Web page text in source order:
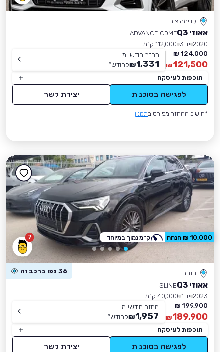
קדימה צורן
אאודי Q3
ADVANCE COMF
2020 יד 3
112,000 ק״מ
124,000 ₪
121,500
₪
החזר חודשי מ-
1,331
₪לחודש*
תוספות לעיסקה
לפגישה בסוכנות יצירת קשר
*חישוב ההחזר מפורט בתקנון
7
נתניה 36 צפו ברכב זה
אאודי Q3
SLINE
2023 יד 1
40,000 ק״מ
199,900 ₪
189,900
₪
החזר חודשי מ-
1,957
₪לחודש*
תוספות לעיסקה
לפגישה בסוכנות יצירת קשר
10,000 ₪ הנחה ק״מ נמוך במיוחד